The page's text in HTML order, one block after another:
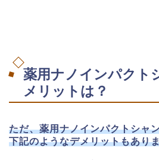
薬用ナノインパクト
メリットは？
ただ、薬用ナノインパクトシャ
下記のようなデメリットもあり